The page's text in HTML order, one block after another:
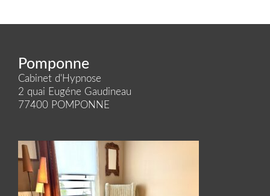
Pomponne
Cabinet d'Hypnose
2 quai Eugéne Gaudineau
77400 POMPONNE